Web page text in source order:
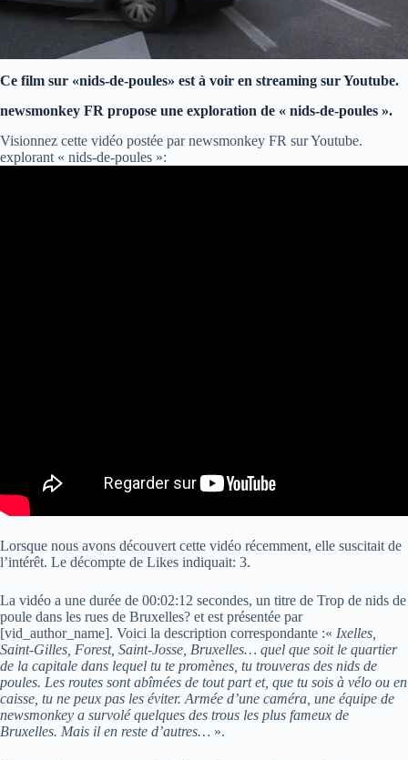
Ce film sur «nids-de-poules» est à voir en streaming sur Youtube.
newsmonkey FR propose une exploration de « nids-de-poules ».
Visionnez cette vidéo postée par newsmonkey FR sur Youtube.
explorant « nids-de-poules »:
Lorsque nous avons découvert cette vidéo récemment, elle suscitait de
l’intérêt. Le décompte de Likes indiquait: 3.
La vidéo a une durée de 00:02:12 secondes, un titre de Trop de nids de
poule dans les rues de Bruxelles? et est présentée par
[vid_author_name]. Voici la description correspondante :« Ixelles,
Saint-Gilles, Forest, Saint-Josse, Bruxelles… quel que soit le quartier
de la capitale dans lequel tu te promènes, tu trouveras des nids de
poules. Les routes sont abîmées de tout part et, que tu sois à vélo ou en
caisse, tu ne peux pas les éviter. Armée d’une caméra, une équipe de
newsmonkey a survolé quelques des trous les plus fameux de
Bruxelles. Mais il en reste d’autres… ».